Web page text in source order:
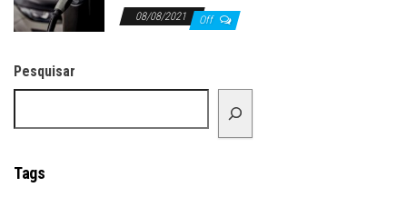
08/08/2021 Off
Pesquisar
Tags